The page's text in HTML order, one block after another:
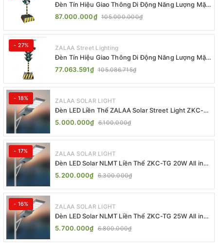
Đèn Tín Hiệu Giao Thông Di Động Năng Lượng Mặt
Trời ZALAA ZL-300A-D
87.000.000₫ 105.000.000₫
- 27% ZALAA Street Lighting
Đèn Tín Hiệu Giao Thông Di Động Năng Lượng Mặt
Trời ZALAA ZL-409300C
77.063.591₫ 105.086.715₫
- 18% ZALAA SOLAR LIGHT
Đèn LED Liền Thể ZALAA Solar Street Light ZKC-
TG 20W 25W 30W All In One
5.000.000₫ 6.100.000₫
- 17% ZALAA SOLAR LIGHT
Đèn LED Solar NLMT Liền Thể ZKC-TG 20W All in
One | ZALAA Street Light
5.200.000₫ 6.300.000₫
- 16% ZALAA SOLAR LIGHT
Đèn LED Solar NLMT Liền Thể ZKC-TG 25W All in
One | ZALAA Street Light
5.700.000₫ 6.800.000₫